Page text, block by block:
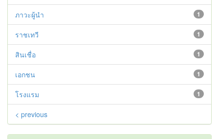
1
ภาวะผู้นำ
1
ราชเทวี
1
สินเชื่อ
1
เอกชน
1
โรงแรม
< previous